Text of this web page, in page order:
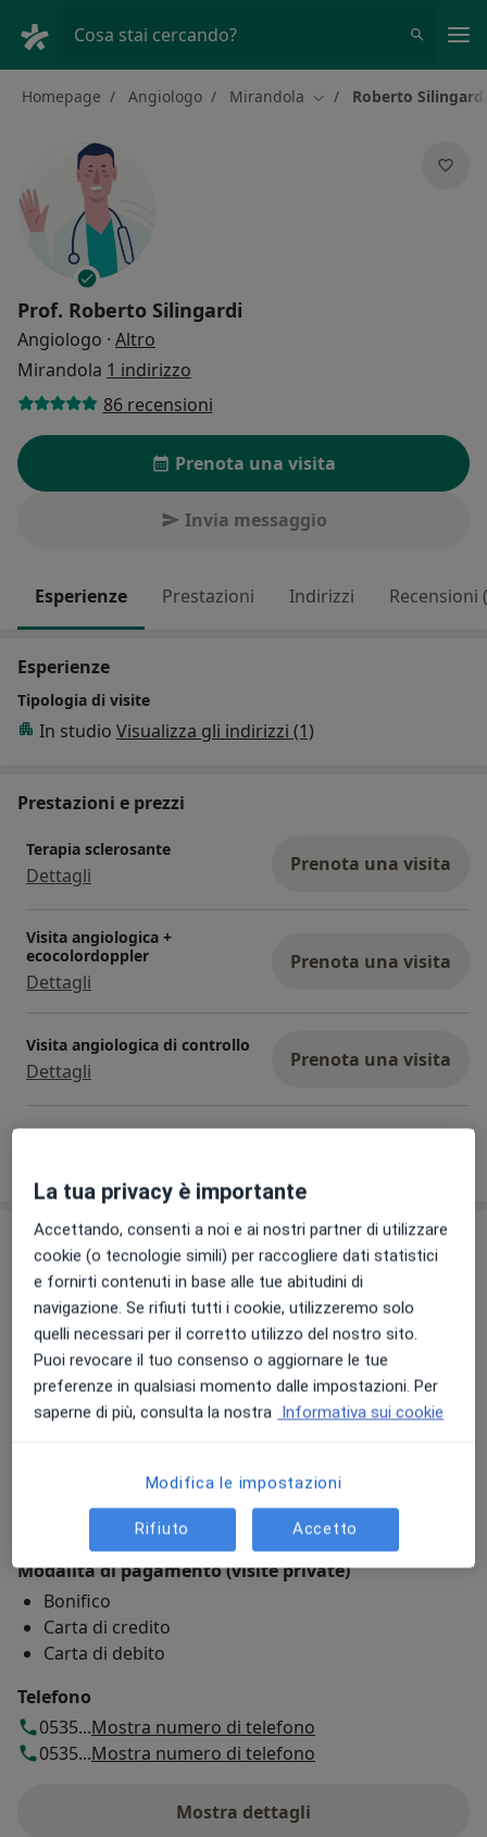
Cosa stai cercando?
Homepage Angiologo Mirandola Cambia città
Roberto Silingardi
Prof. Roberto Silingardi
Angiologo · Altro
Mirandola 1 indirizzo
86 recensioni
Prenota una visita
Invia messaggio
Esperienze Prestazioni Indirizzi Recensioni
Esperienze
Tipologia di visite
In studio Visualizza gli indirizzi (1)
Prestazioni e prezzi
Terapia sclerosante
Dettagli Prenota una visita
Visita angiologica +
ecocolordoppler
Dettagli
Prenota una visita
Visita angiologica di controllo
Dettagli Prenota una visita
Indirizzo
Centro Medico Mirandola |
Poliambulatorio Privato
Via Adelaide Bono, 4, Mirandola41037
Vedi mappasi apre in una nuova scheda
Disponibilità
Mostra l'agenda
Modalità di pagamento (visite private)
Bonifico
Carta di credito
Carta di debito
Telefono
0535...Mostra numero di telefono
0535...Mostra numero di telefono
Mostra dettagli
sull'indirizzo
La tua privacy è importante
Accettando, consenti a noi e ai nostri partner di utilizzare
cookie (o tecnologie simili) per raccogliere dati statistici
e fornirti contenuti in base alle tue abitudini di
navigazione. Se rifiuti tutti i cookie, utilizzeremo solo
quelli necessari per il corretto utilizzo del nostro sito.
Puoi revocare il tuo consenso o aggiornare le tue
preferenze in qualsiasi momento dalle impostazioni. Per
saperne di più, consulta la nostra Informativa sui cookie
Modifica le impostazioni
Rifiuto Accetto